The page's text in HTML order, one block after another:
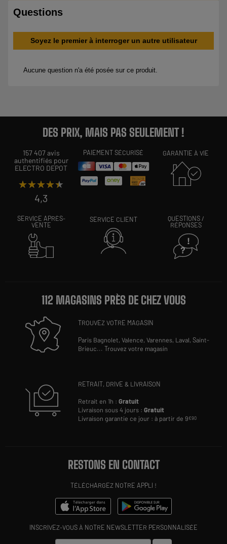
DES PRIX, MAIS PAS SEULEMENT !
157 407 avis
authentifiés pour
ELECTRO DEPOT
★★★★★
★★★★★
4,3
PAIEMENT SÉCURISÉ GARANTIE À VIE
SERVICE APRÈS-
VENTE
SERVICE CLIENT
QUESTIONS /
RÉPONSES
112 MAGASINS PRÈS DE CHEZ VOUS
TROUVEZ VOTRE MAGASIN
Paris Bagnolet,Valence,Varennes, Laval,Saint-
Brieuc...Trouvez votre magasin
RETRAIT, DRIVE & LIVRAISON
Retrait en 1h :Gratuit
Livraison sous 4 jours :Gratuit
Livraison garantie ce jour : à partir de 9€90
RESTONS EN CONTACT
TÉLÉCHARGEZ NOTRE APPLI !
INSCRIVEZ-VOUS À NOTRE NEWSLETTER PERSONNALISÉE